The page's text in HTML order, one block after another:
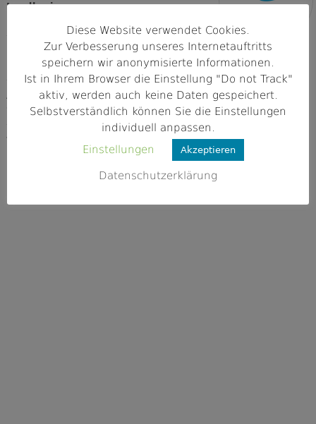
Landkreis
Mittelfranken
Adresse
91236 Alfeld
Webseite
https://fischereivereinhersbruck.de/
Diese Website verwendet Cookies.
Zur Verbesserung unseres Internetauftritts
speichern wir anonymisierte Informationen.
Ist in Ihrem Browser die Einstellung "Do not Track"
aktiv, werden auch keine Daten gespeichert.
Selbstverständlich können Sie die Einstellungen
individuell anpassen.
Einstellungen
Akzeptieren
Datenschutzerklärung